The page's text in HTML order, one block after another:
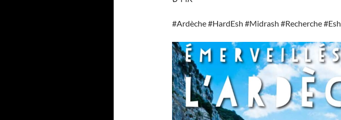
#Ardèche #HardEsh #Midrash #Recherche #Esh